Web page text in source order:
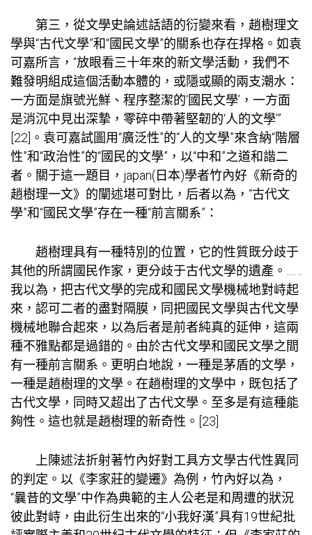
第三，從文學史論述話語的衍變來看，趙樹理文
學與“古代文學”和“國民文學”的關系也存在捍格。如袁
可嘉所言，“放眼看三十年來的新文學活動，我們不
難發明組成這個活動本體的，或隱或顯的兩支潮水：
一方面是旗號光鮮、程序整潔的‘國民文學’，一方面
是消沉中見出深摯，零碎中帶著堅韌的‘人的文學’”
[22]。袁可嘉試圖用“廣泛性”的“人的文學”來含納“階層
性”和“政治性”的“國民的文學”，以“中和”之道和諧二
者。關于這一題目，japan(日本)學者竹內好《新奇的
趙樹理一文》的闡述堪可對比，后者以為，“古代文
學”和“國民文學”存在一種“前言關系”：
趙樹理具有一種特別的位置，它的性質既分歧于
其他的所謂國民作家，更分歧于古代文學的遺產。……
我以為，把古代文學的完成和國民文學機械地對峙起
來，認可二者的盡對隔膜，同把國民文學與古代文學
機械地聯合起來，以為后者是前者純真的延伸，這兩
種不雅點都是過錯的。由於古代文學和國民文學之間
有一種前言關系。更明白地說，一種是茅盾的文學，
一種是趙樹理的文學。在趙樹理的文學中，既包括了
古代文學，同時又超出了古代文學。至多是有這種能
夠性。這也就是趙樹理的新奇性。[23]
上陳述法折射著竹內好對工具方文學古代性異同
的判定。以《李家莊的變遷》為例，竹內好以為，
“曩昔的文學”中作為典範的主人公老是和周遭的狀況
彼此對峙，由此衍生出來的“小我好漢”具有19世紀批